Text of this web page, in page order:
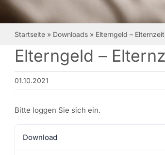
Startseite» Downloads» Elterngeld – Elternzeit
Elterngeld –
01.10.2021
Bitte loggen Sie sich ein.
Download